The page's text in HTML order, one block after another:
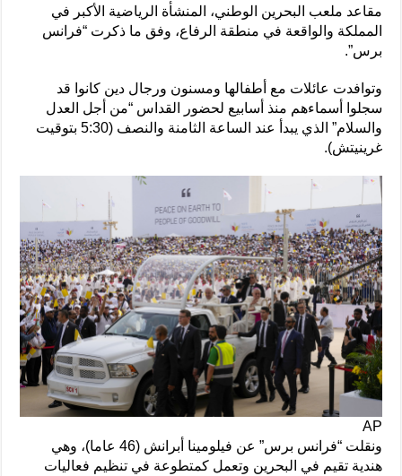
مقاعد ملعب البحرين الوطني، المنشأة الرياضية الأكبر في
المملكة والواقعة في منطقة الرفاع، وفق ما ذكرت “فرانس
برس”.
وتوافدت عائلات مع أطفالها ومسنون ورجال دين كانوا قد
سجلوا أسماءهم منذ أسابيع لحضور القداس “من أجل العدل
والسلام” الذي يبدأ عند الساعة الثامنة والنصف (5:30 بتوقيت
غرينيتش).
AP
ونقلت “فرانس برس” عن فيلومينا أبرانش (46 عاما)، وهي
هندية تقيم في البحرين وتعمل كمتطوعة في تنظيم فعاليات